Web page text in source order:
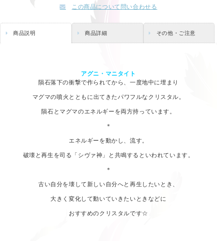
この商品について問い合わせる
商品説明 商品詳細 その他・ご注意
アグニ・マニタイト
隕石落下の衝撃で作られてから、一度地中に埋まり
マグマの噴火とともに出てきたパワフルなクリスタル。
隕石とマグマのエネルギーを両方持っています。
＊
エネルギーを動かし、流す。
破壊と再生を司る「シヴァ神」と共鳴するといわれています。
＊
古い自分を壊して新しい自分へと再生したいとき、
大きく変化して動いていきたいときなどに
おすすめのクリスタルです☆